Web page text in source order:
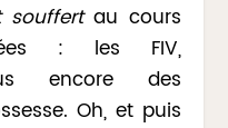
souffertau cours
: les FIV,
encore des
Oh, et puis